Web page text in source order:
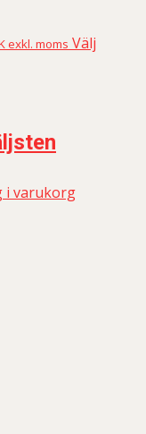
exkl. moms Välj
i varukorg